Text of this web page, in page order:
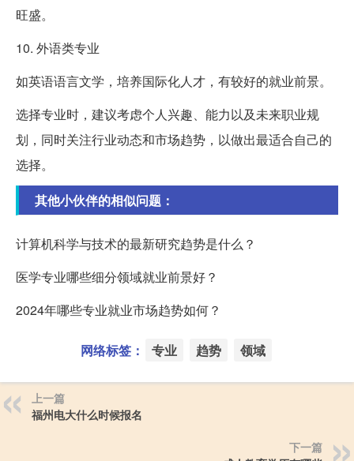
旺盛。
10. 外语类专业
如英语语言文学，培养国际化人才，有较好的就业前景。
选择专业时，建议考虑个人兴趣、能力以及未来职业规
划，同时关注行业动态和市场趋势，以做出最适合自己的
选择。
其他小伙伴的相似问题：
计算机科学与技术的最新研究趋势是什么？
医学专业哪些细分领域就业前景好？
2024年哪些专业就业市场趋势如何？
网络标签： 专业 趋势 领域
上一篇
福州电大什么时候报名
下一篇